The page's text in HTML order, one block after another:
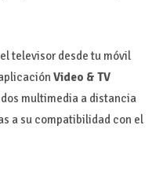
televisor desde tu móvil
Video & TV
multimedia a distancia
a su compatibilidad con el